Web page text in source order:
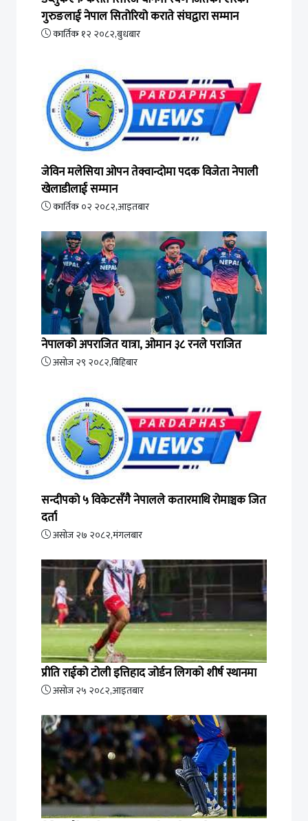
गुरुङलाई नेपाल सितोरियो कराते संघद्वारा सम्मान
कार्तिक १२ २०८२,बुधबार
जेविन मलेसिया ओपन तेक्वान्दोमा पदक विजेता नेपाली
खेलाडीलाई सम्मान
कार्तिक ०२ २०८२,आइतबार
नेपालको अपराजित यात्रा, ओमान ३८ रनले पराजित
असोज २९ २०८२,बिहिबार
सन्दीपको ५ विकेटसँगै नेपालले कतारमाथि रोमाञ्चक जित
दर्ता
असोज २७ २०८२,मंगलबार
प्रीति राईको टोली इत्तिहाद जोर्डन लिगको शीर्ष स्थानमा
असोज २५ २०८२,आइतबार